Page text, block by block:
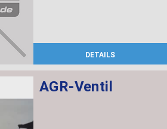
DETAILS
AGR-Ventil